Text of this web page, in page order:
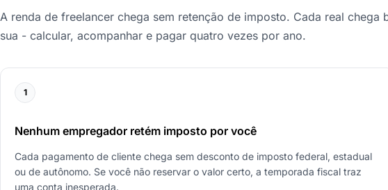
A renda de freelancer chega sem retenção de imposto. Cada real
sua - calcular, acompanhar e pagar quatro vezes por ano.
1
Nenhum empregador retém imposto por você
Cada pagamento de cliente chega sem desconto de imposto federal, estadual
ou de autônomo. Se você não reservar o valor certo, a temporada fiscal traz
uma conta inesperada.